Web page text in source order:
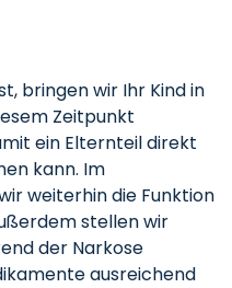
bringen wir Ihr Kind in
Zeitpunkt
ein Elternteil direkt
kann. Im
weiterhin die Funktion
stellen wir
der Narkose
ausreichend